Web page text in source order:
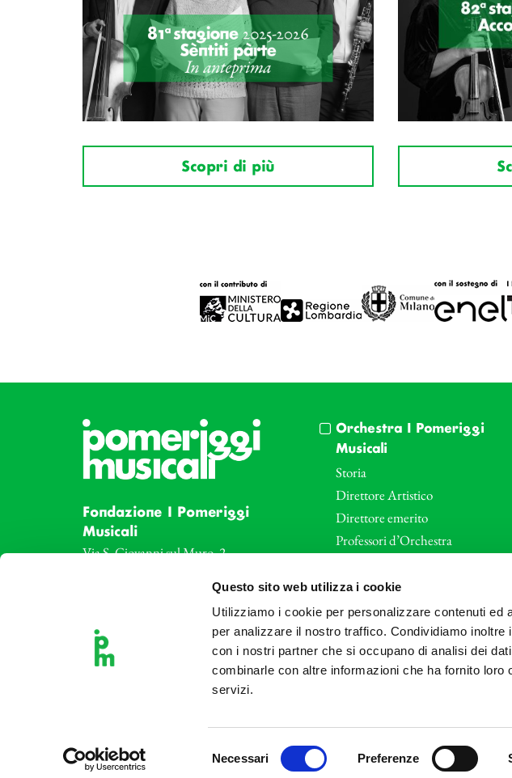
Questo sito web utilizza i cookie
Utilizziamo i cookie per personalizzare contenuti ed
per analizzare il nostro traffico. Condividiamo
con i nostri partner che si occupano di analisi dei
combinarle con altre informazioni che ha fornito
servizi.
Necessari Preferenze
Scopri di più
Fondazione I Pomeriggi
Musicali
Via S. Giovanni sul Muro, 2
Tel: +39 02 87905
Teatro Dal Verme
Via S. Giovanni sul Muro, 2
Orchestra I Pomeriggi
Musicali
Storia
Direttore Artistico
Direttore emerito
Professori d’Orchestra
Le sale
Art Bonus